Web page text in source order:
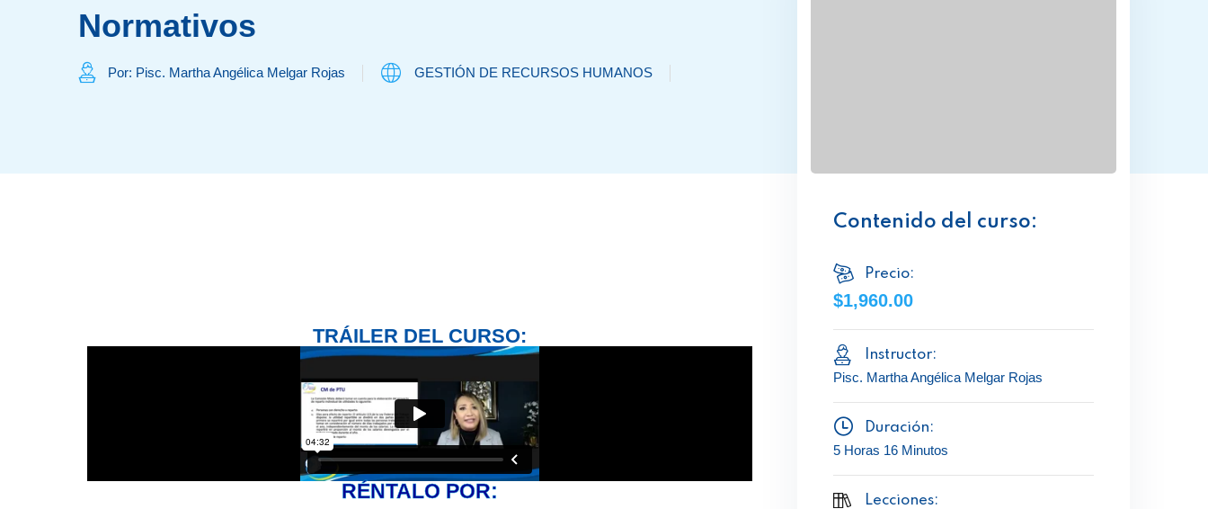
Normativos
Por: Pisc. Martha Angélica Melgar Rojas GESTIÓN DE RECURSOS HUMANOS
TRÁILER DEL CURSO:
RÉNTALO POR:
Contenido del curso:
Precio:
$1,960.00
Instructor:
Pisc. Martha Angélica Melgar Rojas
Duración:
5 Horas 16 Minutos
Lecciones: